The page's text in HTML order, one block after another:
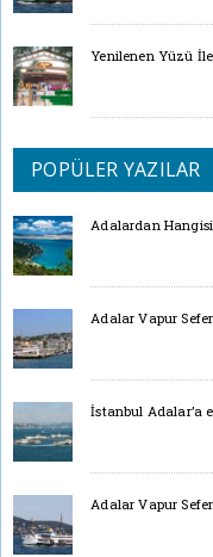
Yenilenen Yüzü
POPÜLER YAZILAR
Adalardan
Adalar Vapur
İstanbul Adalar’a
Adalar Vapur